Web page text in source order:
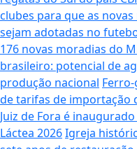
clubes para que as
sejam adotadas no
176 novas moradias do
brasileiro: potencial de
produção nacional
de tarifas de importação
Juiz de Fora é
Láctea 2026Igreja